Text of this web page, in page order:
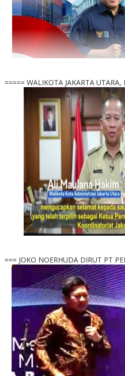
===== WALIKOTA JAKARTA
=== JOKO NOERHUDA DIRUT PT